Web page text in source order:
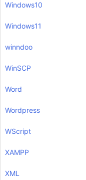
Windows10
Windows11
winndoo
WinSCP
Word
Wordpress
WScript
XAMPP
XML